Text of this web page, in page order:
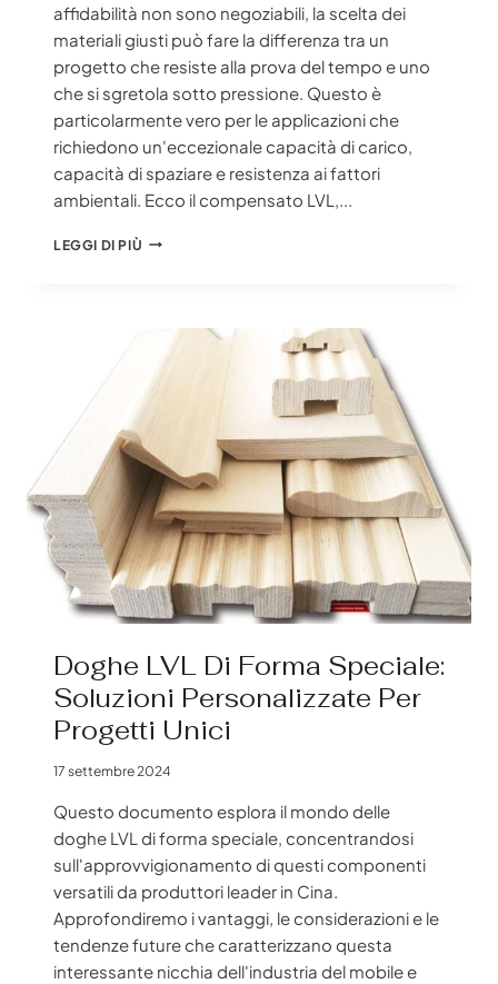
affidabilità non sono negoziabili, la scelta dei
materiali giusti può fare la differenza tra un
progetto che resiste alla prova del tempo e uno
che si sgretola sotto pressione. Questo è
particolarmente vero per le applicazioni che
richiedono un'eccezionale capacità di carico,
capacità di spaziare e resistenza ai fattori
ambientali. Ecco il compensato LVL,...
LEGGI DI PIÙ 10
LVL
RIVOLUZIONA
COSTRUZIONI
Doghe LVL Di Forma Speciale:
Soluzioni Personalizzate Per
Progetti Unici
17 settembre 2024
Questo documento esplora il mondo delle
doghe LVL di forma speciale, concentrandosi
sull'approvvigionamento di questi componenti
versatili da produttori leader in Cina.
Approfondiremo i vantaggi, le considerazioni e le
tendenze future che caratterizzano questa
interessante nicchia dell'industria del mobile e